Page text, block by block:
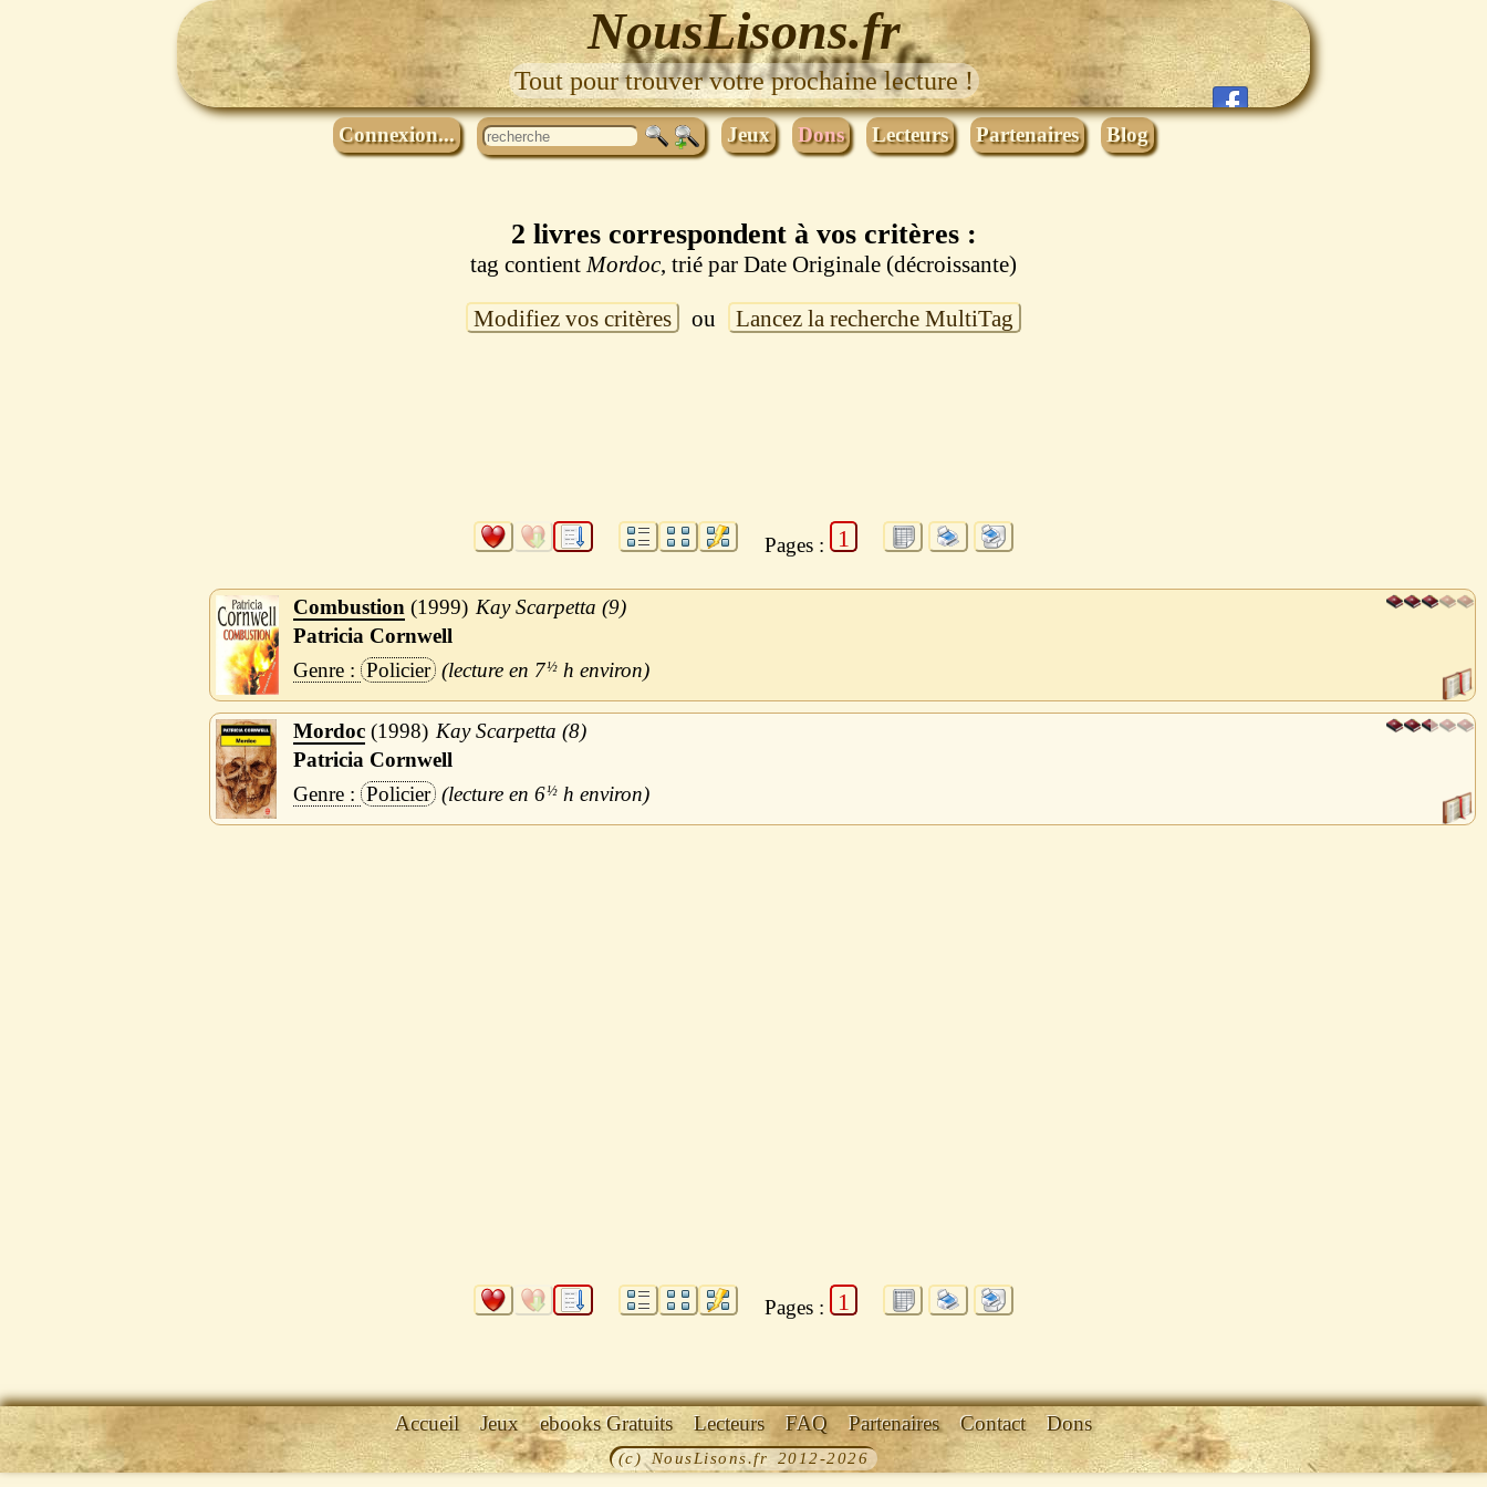
NousLisons.fr
Tout pour trouver votre prochaine lecture !
Connexion... Jeux Dons Lecteurs Partenaires Blog
2 livres correspondent à vos critères :
tag contientMordoc, trié par Date Originale (décroissante)
Modifiez vos critères ou Lancez la recherche MultiTag
Pages : 1
Combustion 1999
Kay Scarpetta (9)
Patricia Cornwell
Policier
7½h
Mordoc 1998
Kay Scarpetta (8)
Patricia Cornwell
Policier
6½h
Pages : 1
Accueil Jeux ebooks Gratuits Lecteurs FAQ Partenaires Contact Dons
(c) NousLisons.fr 2012-2026